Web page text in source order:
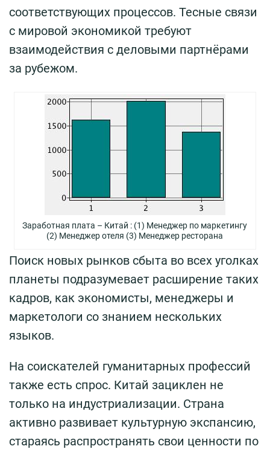
соответствующих процессов. Тесные связи
с мировой экономикой требуют
взаимодействия с деловыми партнёрами
за рубежом.
Заработная плата – Китай : (1) Менеджер по маркетингу
(2) Менеджер отеля (3) Менеджер ресторана
Поиск новых рынков сбыта во всех уголках
планеты подразумевает расширение таких
кадров, как экономисты, менеджеры и
маркетологи со знанием нескольких
языков.
На соискателей гуманитарных профессий
также есть спрос. Китай зациклен не
только на индустриализации. Страна
активно развивает культурную экспансию,
стараясь распространять свои ценности по